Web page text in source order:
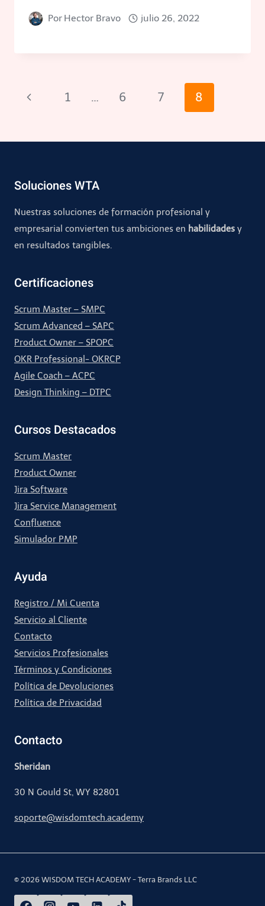
Por Hector Bravo julio 26, 2022
Navegación
página
Página
1 … 6 7 8
Soluciones WTA
Nuestras soluciones de formación profesional y
empresarial convierten tus ambiciones en habilidades y
en resultados tangibles.
Certificaciones
Scrum Master – SMPC
Scrum Advanced – SAPC
Product Owner – SPOPC
OKR Professional- OKRCP
Agile Coach – ACPC
Design Thinking – DTPC
Cursos Destacados
Scrum Master
Product Owner
Jira Software
Jira Service Management
Confluence
Simulador PMP
Ayuda
Registro / Mi Cuenta
Servicio al Cliente
Contacto
Servicios Profesionales
Términos y Condiciones
Política de Devoluciones
Política de Privacidad
Contacto
Sheridan
30 N Gould St, WY 82801
soporte@wisdomtech.academy
© 2026 WISDOM TECH ACADEMY - Terra Brands LLC